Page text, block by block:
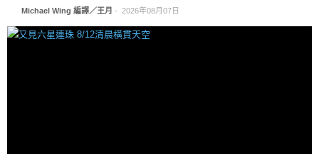
Michael Wing 編譯／王月 - 2026年08月07日